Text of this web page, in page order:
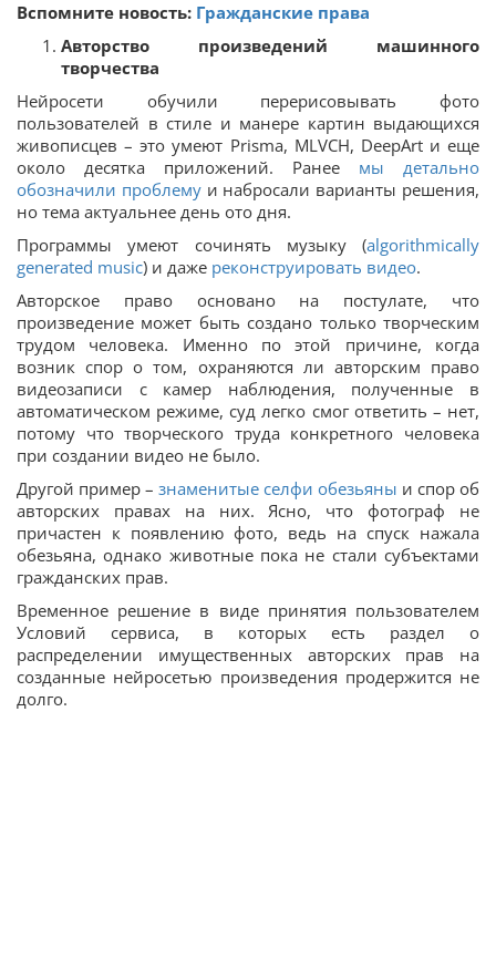
Вспомните новость: Гражданские права
Авторство произведений машинного
творчества
Нейросети обучили перерисовывать фото
пользователей в стиле и манере картин выдающихся
живописцев – это умеют Prisma, MLVCH, DeepArt и еще
около десятка приложений. Ранее мы детально
обозначили проблемуи набросали варианты решения,
но тема актуальнее день ото дня.
Программы умеют сочинять музыку (algorithmically
generated music) и даже реконструировать видео.
Авторское право основано на постулате, что
произведение может быть создано только творческим
трудом человека. Именно по этой причине, когда
возник спор о том, охраняются ли авторским право
видеозаписи с камер наблюдения, полученные в
автоматическом режиме, суд легко смог ответить – нет,
потому что творческого труда конкретного человека
при создании видео не было.
Другой пример – знаменитые селфи обезьяны и спор об
авторских правах на них. Ясно, что фотограф не
причастен к появлению фото, ведь на спуск нажала
обезьяна, однако животные пока не стали субъектами
гражданских прав.
Временное решение в виде принятия пользователем
Условий сервиса, в которых есть раздел о
распределении имущественных авторских прав на
созданные нейросетью произведения продержится не
долго.